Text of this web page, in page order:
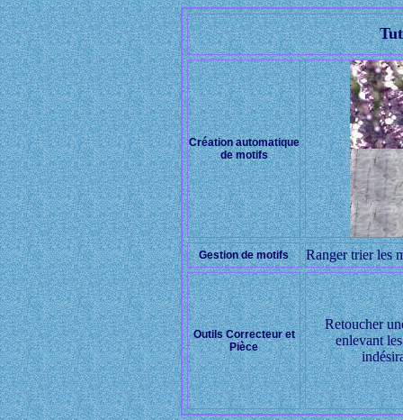
Création automatique
de motifs
Gestion de motifs Ranger trier les
Outils Correcteur et
Pièce
Retoucher
enlevant